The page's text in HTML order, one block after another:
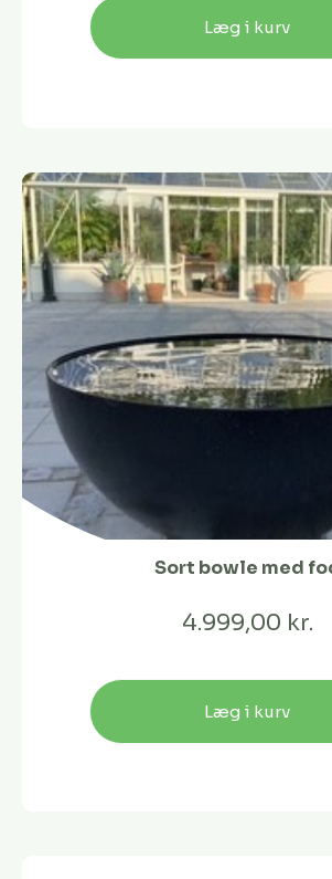
Læg i kurv
Sort bowle med
4.999,00 kr.
Læg i kurv